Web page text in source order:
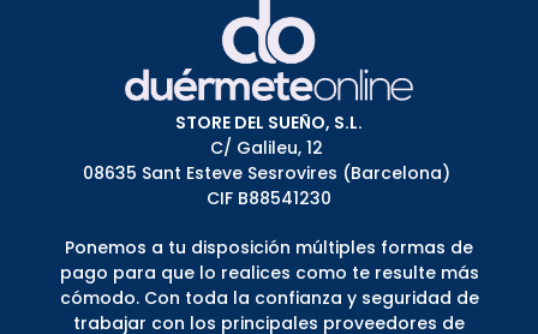
STORE DEL SUEÑO, S.L.
C/ Galileu, 12
08635 Sant Esteve Sesrovires (Barcelona)
CIF B88541230
Ponemos a tu disposición múltiples formas de
pago para que lo realices como te resulte más
cómodo. Con toda la confianza y seguridad de
trabajar con los principales proveedores de